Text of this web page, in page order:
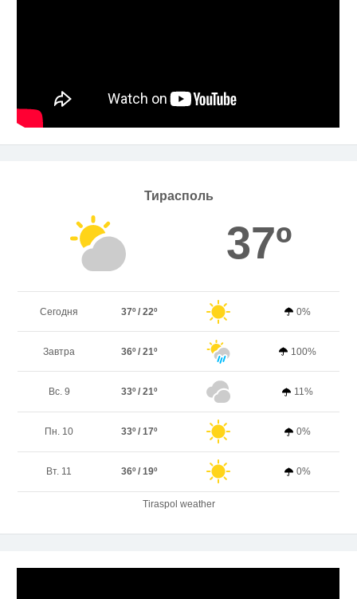
Тирасполь
37º
Сегодня 37º / 22º 0%
Завтра 36º / 21º 100%
Вс. 9 33º / 21º 11%
Пн. 10 33º / 17º 0%
Вт. 11 36º / 19º 0%
Tiraspol weather